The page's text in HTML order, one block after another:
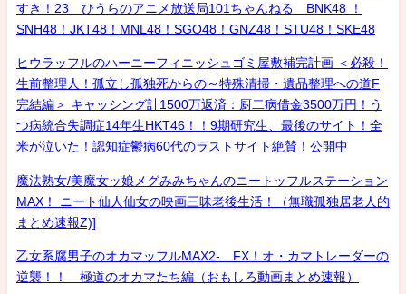
すき！23 ひうらのアニメ放送局101ちゃんねる BNK48 ！
SNH48！JKT48！MNL48！SGO48！GNZ48！STU48！SKE48
ヒウラッフルのハーニーフィニッシュゴミ屋敷補完計画 ＜必殺！
生前整理人！孤立し孤独死からの～特殊清掃・遺品整理への道F
完結編＞ キャッシング計1500万返済：厨二病借金3500万円！う
つ病統合失調症14年生HKT46！！9期研究生、最後のサイト！全
米が泣いた！認知症鬱病60代のラストサイト絶賛！公開中
魔法熟女/美魔女ッ娘メグみみちゃんのニートッフルステーション
MAX！ ニート仙人仙女の映画三昧老後生活！（無職孤独居老人的
まとめ速報Z)]
乙女系腐男子のオカマッフルMAX2- FX！オ・カマトレーダーの
逆襲！！ 極道のオカマたち編（おもしろ動画まとめ速報）